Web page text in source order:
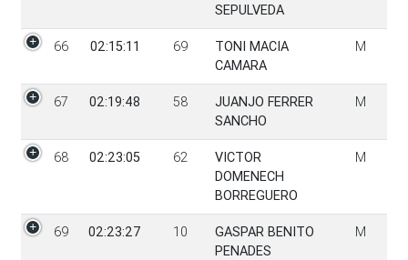
SEPULVEDA
66 02:15:11 69
TONI MACIA
CAMARA
M
67 02:19:48 58
JUANJO FERRER
SANCHO
M
68 02:23:05 62
VICTOR
DOMENECH
BORREGUERO
M
69 02:23:27 10
GASPAR BENITO
PENADES
M